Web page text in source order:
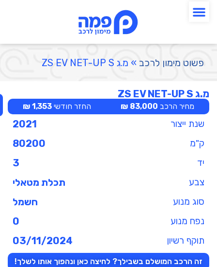
פשוט מימון לרכב » מ.ג ZS EV NET-UP S
מ.ג ZS EV NET-UP S
מחיר הרכב 83,000 ₪ החזר חודשי1,353 ₪
שנת ייצור 2021
ק"מ 80200
יד 3
צבע תכלת מטאלי
סוג מנוע חשמל
נפח מנוע 0
תוקף רשיון 03/11/2024
זה הרכב המושלם בשבילך? לחיצה כאן ונהפוך אותו לשלך!